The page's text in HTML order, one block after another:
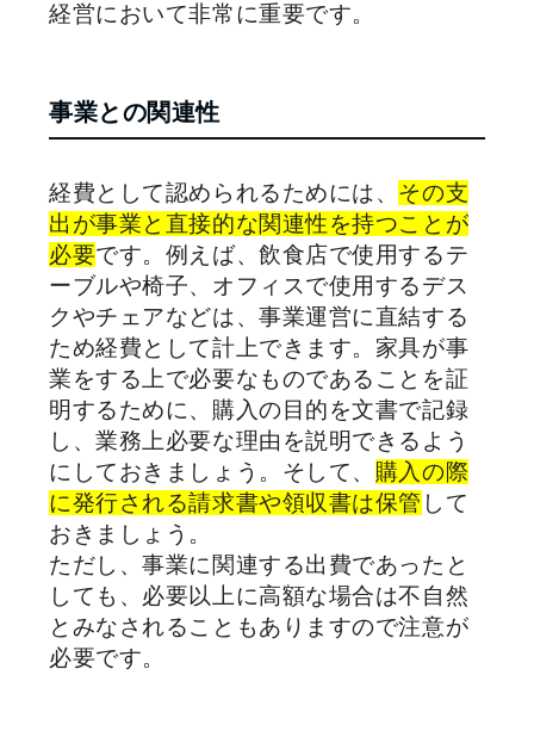
経営において非常に重要です。
事業との関連性
経費として認められるためには、 その支
出が事業と直接的な関連性を持つことが
必要です。例えば、飲食店で使用するテ
ーブルや椅子、オフィスで使用するデス
クやチェアなどは、事業運営に直結する
ため経費として計上できます。家具が事
業をする上で必要なものであることを証
明するために、購入の目的を文書で記録
し、業務上必要な理由を説明できるよう
にしておきましょう。そして、 購入の際
に発行される請求書や領収書は保管 して
おきましょう。
ただし、事業に関連する出費であったと
しても、必要以上に高額な場合は不自然
とみなされることもありますので注意が
必要です。